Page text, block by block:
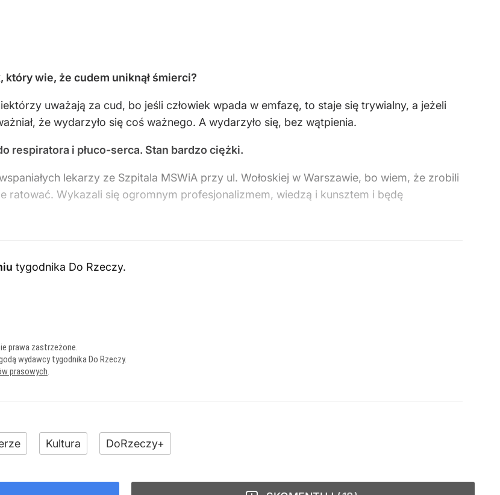
który wie, że cudem uniknął śmierci?
uważają za cud, bo jeśli człowiek wpada w emfazę, to staje się trywialny, a jeżeli
że wydarzyło się coś ważnego. A wydarzyło się, bez wątpienia.
respiratora i płuco-serca. Stan bardzo ciężki.
lekarzy ze Szpitala MSWiA przy ul. Wołoskiej w Warszawie, bo wiem, że zrobili
ratować. Wykazali się ogromnym profesjonalizmem, wiedzą i kunsztem i będę
tygodnika Do Rzeczy.
prawa zastrzeżone.
wydawcy tygodnika Do Rzeczy.
prasowych.
Kultura DoRzeczy+